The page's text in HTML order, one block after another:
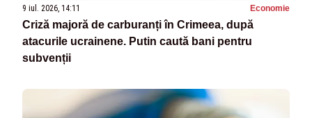
9 iul. 2026, 14:11 Economie
Criză majoră de carburanți în Crimeea, după
atacurile ucrainene. Putin caută bani pentru
subvenții